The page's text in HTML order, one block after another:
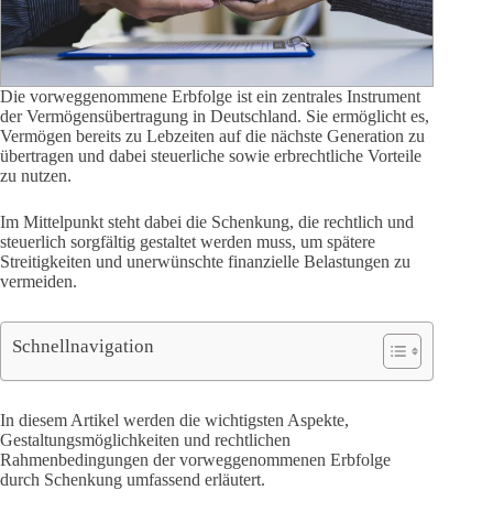
Die vorweggenommene Erbfolge ist ein zentrales Instrument
der Vermögensübertragung in Deutschland. Sie ermöglicht es,
Vermögen bereits zu Lebzeiten auf die nächste Generation zu
übertragen und dabei steuerliche sowie erbrechtliche Vorteile
zu nutzen.
Im Mittelpunkt steht dabei die Schenkung, die rechtlich und
steuerlich sorgfältig gestaltet werden muss, um spätere
Streitigkeiten und unerwünschte finanzielle Belastungen zu
vermeiden.
Schnellnavigation
In diesem Artikel werden die wichtigsten Aspekte,
Gestaltungsmöglichkeiten und rechtlichen
Rahmenbedingungen der vorweggenommenen Erbfolge
durch Schenkung umfassend erläutert.